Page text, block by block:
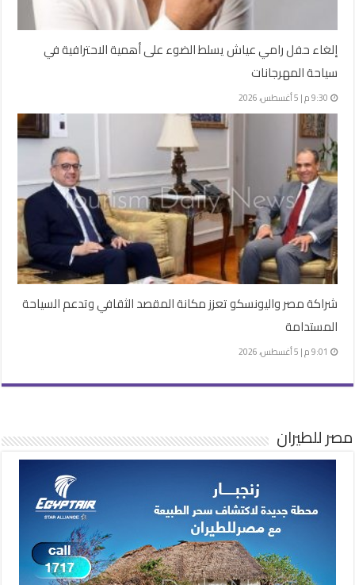
إلغاء حفل رامي عياش يسلط الضوء على أهمية الاحترافية في
سياحة المهرجانات
9:30 م | 5 أغسطس، 2026
شراكة مصر واليونسكو تعزز مكانة المقصد الثقافي وتدعم السياحة
المستدامة
9:01 م | 5 أغسطس، 2026
مصر للطيران